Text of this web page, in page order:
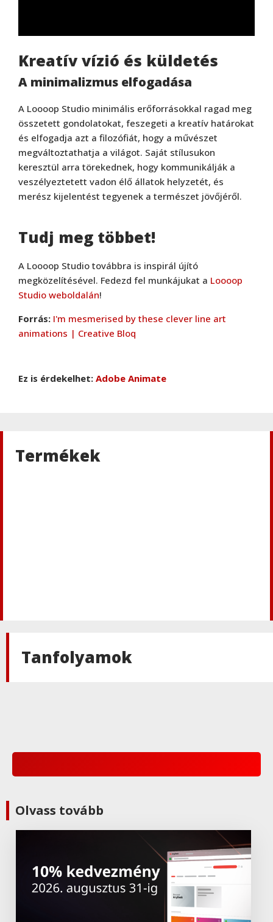
Kreatív vízió és küldetés
A minimalizmus elfogadása
A Loooop Studio minimális erőforrásokkal ragad meg
összetett gondolatokat, feszegeti a kreatív határokat
és elfogadja azt a filozófiát, hogy a művészet
megváltoztathatja a világot. Saját stílusukon
keresztül arra törekednek, hogy kommunikálják a
veszélyeztetett vadon élő állatok helyzetét, és
merész kijelentést tegyenek a természet jövőjéről.
Tudj meg többet!
A Loooop Studio továbbra is inspirál újító
megközelítésével. Fedezd fel munkájukat a Loooop
Studio weboldalán!
Forrás: I'm mesmerised by these clever line art
animations | Creative Bloq
Ez is érdekelhet: Adobe Animate
Termékek
Tanfolyamok
Olvass tovább